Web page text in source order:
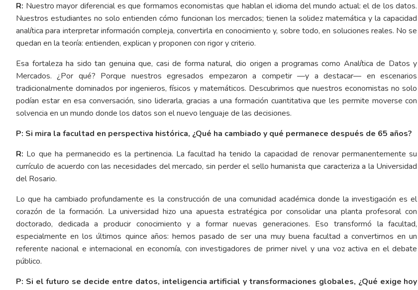
R: Nuestro mayor diferencial es que formamos economistas que hablan el idioma del mundo actual: el de los datos.
Nuestros estudiantes no solo entienden cómo funcionan los mercados; tienen la solidez matemática y la capacidad
analítica para interpretar información compleja, convertirla en conocimiento y, sobre todo, en soluciones reales. No se
quedan en la teoría: entienden, explican y proponen con rigor y criterio.
Esa fortaleza ha sido tan genuina que, casi de forma natural, dio origen a programas como Analítica de Datos y
Mercados. ¿Por qué? Porque nuestros egresados empezaron a competir —y a destacar— en escenarios
tradicionalmente dominados por ingenieros, físicos y matemáticos. Descubrimos que nuestros economistas no solo
podían estar en esa conversación, sino liderarla, gracias a una formación cuantitativa que les permite moverse con
solvencia en un mundo donde los datos son el nuevo lenguaje de las decisiones.
P: Si mira la facultad en perspectiva histórica, ¿Qué ha cambiado y qué permanece después de 65 años?
R: Lo que ha permanecido es la pertinencia. La facultad ha tenido la capacidad de renovar permanentemente su
currículo de acuerdo con las necesidades del mercado, sin perder el sello humanista que caracteriza a la Universidad
del Rosario.
Lo que ha cambiado profundamente es la construcción de una comunidad académica donde la investigación es el
corazón de la formación. La universidad hizo una apuesta estratégica por consolidar una planta profesoral con
doctorado, dedicada a producir conocimiento y a formar nuevas generaciones. Eso transformó la facultad,
especialmente en los últimos quince años: hemos pasado de ser una muy buena facultad a convertirnos en un
referente nacional e internacional en economía, con investigadores de primer nivel y una voz activa en el debate
público.
P: Si el futuro se decide entre datos, inteligencia artificial y transformaciones globales, ¿Qué exige hoy